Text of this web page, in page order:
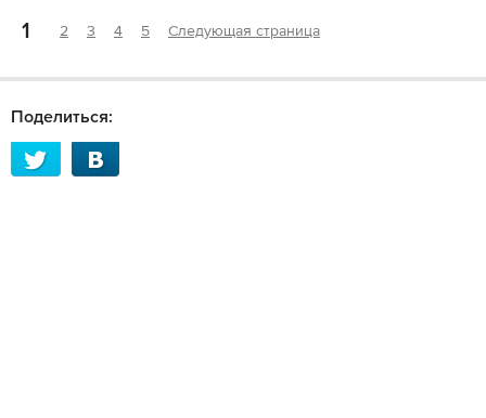
1 2 3 4 5 Следующая страница
Поделиться: